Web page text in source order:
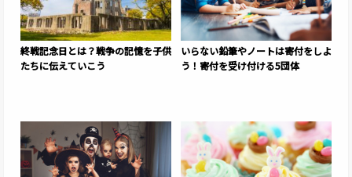
終戦記念日とは？戦争の記憶を子供
たちに伝えていこう
いらない鉛筆やノートは寄付をしよ
う！寄付を受け付ける5団体